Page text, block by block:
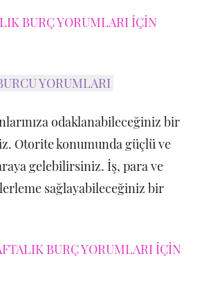
BURÇ YORUMLARI İÇİN
YORUMLARI
odaklanabileceğiniz bir
Otorite konumunda güçlü ve
gelebilirsiniz. İş, para ve
sağlayabileceğiniz bir
BURÇ YORUMLARI İÇİN